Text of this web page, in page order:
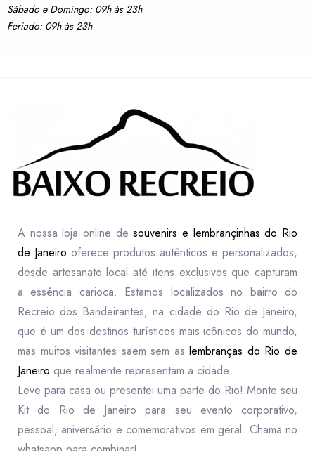
Sábado e Domingo: 09h às 23h
Feriado: 09h às 23h
A nossa loja online desouvenirs e lembrançinhas do Rio
de Janeiro oferece produtos autênticos e personalizados,
desde artesanato local até itens exclusivos que capturam
a essência carioca. Estamos localizados no bairro do
Recreio dos Bandeirantes, na cidade do Rio de Janeiro,
que é um dos destinos turísticos mais icônicos do mundo,
mas muitos visitantes saem sem aslembranças do Rio de
Janeiro que realmente representam a cidade.
Leve para casa ou presentei uma parte do Rio! Monte seu
Kit do Rio de Janeiro para seu evento corporativo,
pessoal, aniversário e comemorativos em geral. Chama no